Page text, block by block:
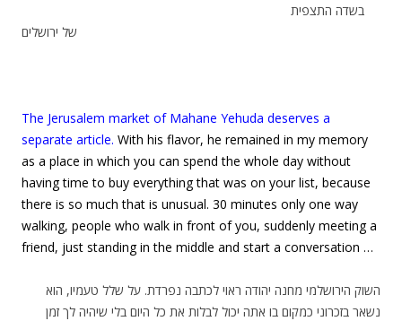
של ירושלים
The Jerusalem market of Mahane Yehuda deserves a
separate article. With his flavor, he remained in my memory
as a place in which you can spend the whole day without
having time to buy everything that was on your list, because
there is so much that is unusual. 30 minutes only one way
walking, people who walk in front of you, suddenly meeting a
friend, just standing in the middle and start a conversation …
השוק הירושלמי מחנה יהודה ראוי לכתבה נפרדת. על שלל טעמיו, הוא
נשאר בזכרוני כמקום בו אתה יכול לבלות את כל היום בלי שיהיה לך זמן